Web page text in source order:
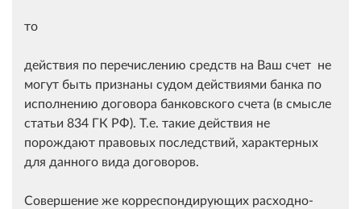
то
действия по перечислению средств на Ваш счет не
могут быть признаны судом действиями банка по
исполнению договора банковского счета (в смысле
статьи 834 ГК РФ). Т.е. такие действия не
порождают правовых последствий, характерных
для данного вида договоров.
Совершение же корреспондирующих расходно-